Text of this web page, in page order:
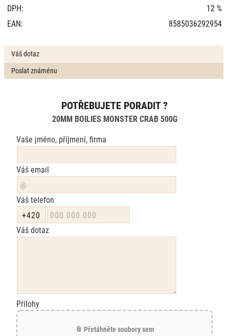
DPH:
12 %
EAN:
8585036292954
Váš dotaz
Poslat známénu
POTŘEBUJETE PORADIT ?
20MM BOILIES MONSTER CRAB 500G
Vaše jméno, příjmení, firma
Váš email
Váš telefon
Váš dotaz
Přílohy
📎 Přetáhněte soubory sem